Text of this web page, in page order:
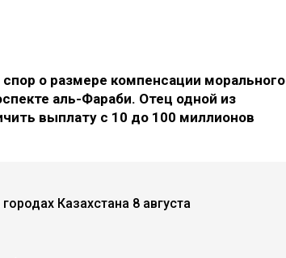
о размере компенсации морального
аль-Фараби. Отец одной из
выплату с 10 до 100 миллионов
Казахстана 8 августа